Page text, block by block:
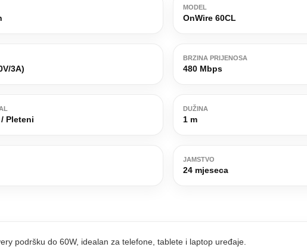
MODEL
OnWire 60CL
3A)
BRZINA PRIJENOSA
480 Mbps
Pleteni
DUŽINA
1 m
JAMSTVO
24 mjeseca
podršku do 60W, idealan za telefone, tablete i laptop uređaje.